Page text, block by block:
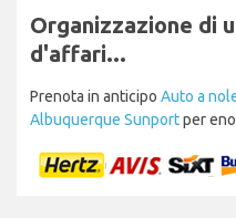
Organizzazione di
d'affari...
Prenota in anticipo Auto a
Albuquerque Sunportper